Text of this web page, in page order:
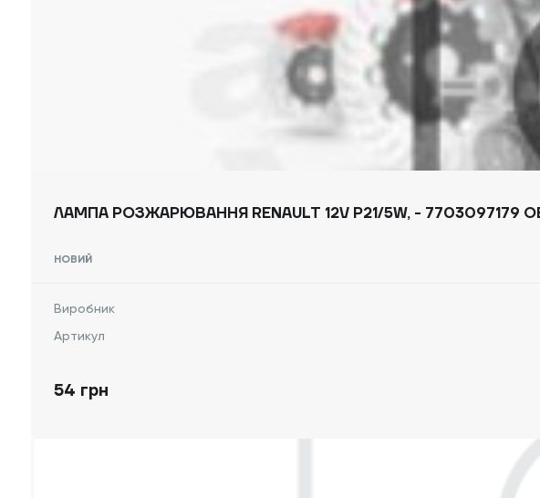
ЛАМПА РОЗЖАРЮВАННЯ RENAULT 12V P21/5W, -
НОВИЙ
Виробник
Артикул
54 грн